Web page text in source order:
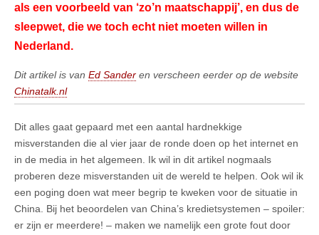
als een voorbeeld van ‘zo’n maatschappij’, en dus de
sleepwet, die we toch echt niet moeten willen in
Nederland.
Dit artikel is van Ed Sander en verscheen eerder op de website
Chinatalk.nl
Dit alles gaat gepaard met een aantal hardnekkige
misverstanden die al vier jaar de ronde doen op het internet en
in de media in het algemeen. Ik wil in dit artikel nogmaals
proberen deze misverstanden uit de wereld te helpen. Ook wil ik
een poging doen wat meer begrip te kweken voor de situatie in
China. Bij het beoordelen van China’s kredietsystemen – spoiler:
er zijn er meerdere! – maken we namelijk een grote fout door